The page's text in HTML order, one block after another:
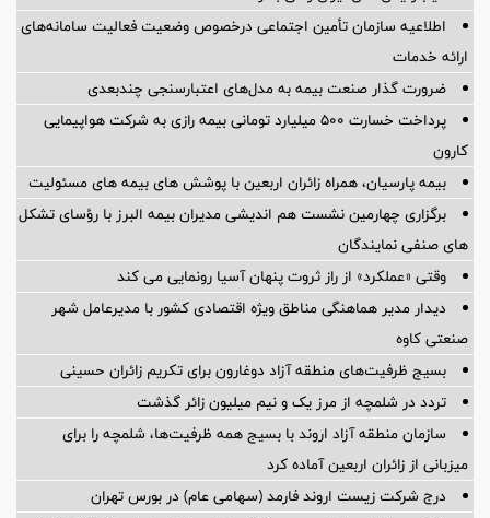
اطلاعیه سازمان تأمین اجتماعی درخصوص وضعیت فعالیت سامانه‌های
ارائه خدمات
ضرورت گذار صنعت بیمه به مدل‌های اعتبارسنجی چندبعدی
پرداخت خسارت ۵۰۰ میلیارد تومانی بیمه رازی به شرکت هواپیمایی
کارون
بیمه پارسیان، همراه زائران اربعین با پوشش های بیمه های مسئولیت
برگزاری چهارمین نشست هم اندیشی مدیران بیمه البرز با رؤسای تشکل
های صنفی نمایندگان
وقتی «عملکرد» از راز ثروت پنهان آسیا رونمایی می کند
دیدار مدیر هماهنگی مناطق ویژه اقتصادی کشور با مدیرعامل شهر
صنعتی کاوه
بسیج ظرفیت‌های منطقه آزاد دوغارون برای تکریم زائران حسینی
تردد در شلمچه از مرز یک و نیم میلیون زائر گذشت
سازمان منطقه آزاد اروند با بسیج همه ظرفیت‌ها، شلمچه را برای
میزبانی از زائران اربعین آماده کرد
درج شرکت زیست اروند فارمد (سهامی عام) در بورس تهران